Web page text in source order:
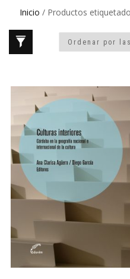
Inicio / Productos